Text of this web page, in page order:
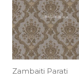
Zambaiti Parati